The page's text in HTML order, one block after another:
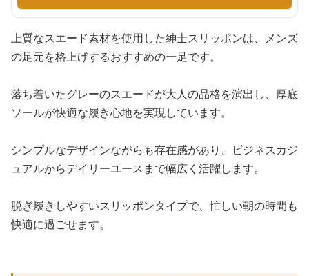
上質なスエード素材を使用した紳士スリッポンは、メンズ
の足元を格上げするおすすめの一足です。
落ち着いたグレーのスエードが大人の品格を演出し、厚底
ソールが快適な履き心地を実現しています。
シンプルなデザインながらも存在感があり、ビジネスカジ
ュアルからデイリーユースまで幅広く活躍します。
脱ぎ履きしやすいスリッポンタイプで、忙しい朝の時間も
快適に過ごせます。